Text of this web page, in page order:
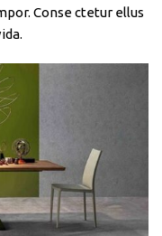
Conse ctetur ellus